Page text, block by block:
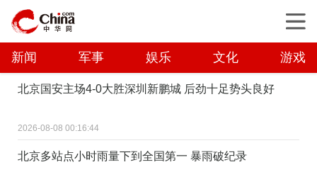
新闻 军事 娱乐 文化 游戏
北京国安主场4-0大胜深圳新鹏城 后劲十足势头良好
2026-08-08 00:16:44
北京多站点小时雨量下到全国第一 暴雨破纪录